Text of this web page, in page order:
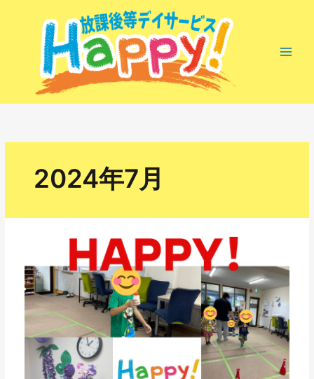
2024年7月
の
様